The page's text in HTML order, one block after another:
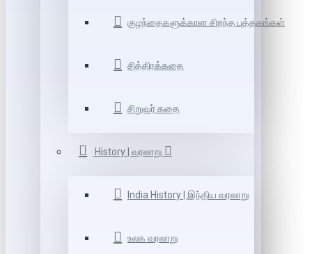
குழந்தைகளுக்கான சிறந்த புத்தகங்கள்
சித்திரக்கதை
சிறுவர் கதை
History | வரலாறு
India History | இந்திய வரலாறு
உலக வரலாறு